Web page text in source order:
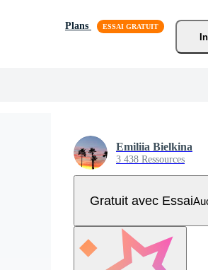
Plans
Emiliia Bielkina
3 438 Ressources
Gratuit avec Essai